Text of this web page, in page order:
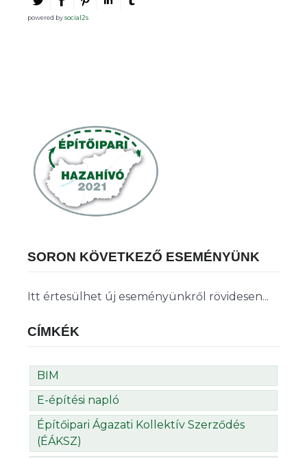
powered bysocial2s
SORON KÖVETKEZŐ ESEMÉNYÜNK
Itt értesülhet új eseményünkről rövidesen...
CÍMKÉK
BIM
E-építési napló
Építőipari Ágazati Kollektív Szerződés
(ÉÁKSZ)